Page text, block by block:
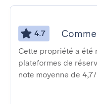
4.7
Cette propriété a été
plateformes de
note moyenne de